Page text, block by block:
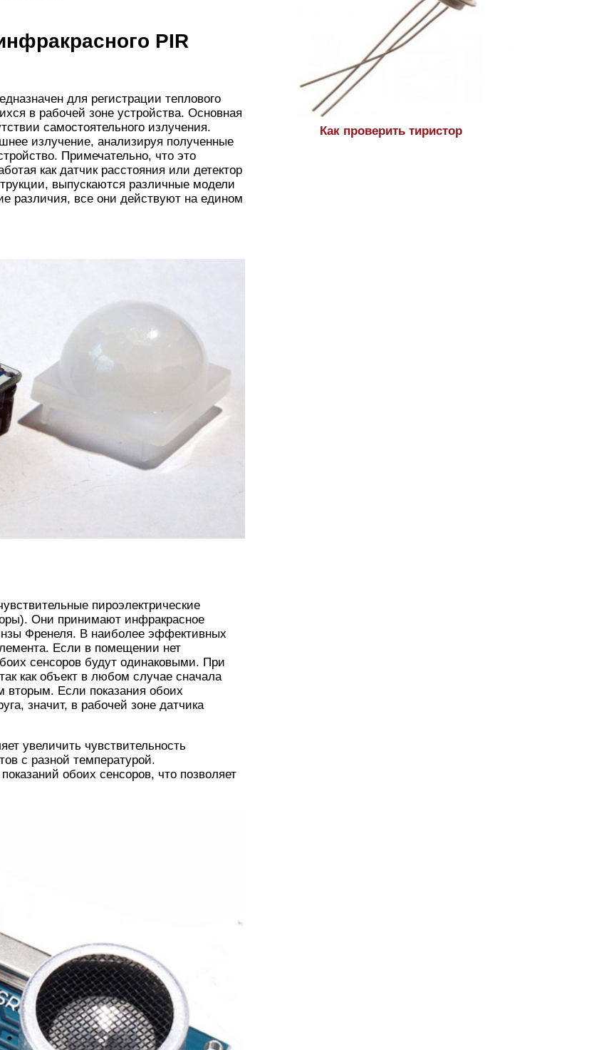
PIR
для регистрации теплового
в рабочей зоне устройства. Основная
самостоятельного излучения.
излучение, анализируя полученные
Примечательно, что это
как датчик расстояния или детектор
выпускаются различные модели
различия, все они действуют на едином
пироэлектрические
Они принимают инфракрасное
Френеля. В наиболее эффективных
Если в помещении нет
сенсоров будут одинаковыми. При
как объект в любом случае сначала
вторым. Если показания обоих
значит, в рабочей зоне датчика
увеличить чувствительность
с разной температурой.
обоих сенсоров, что позволяет
Как проверить тиристор